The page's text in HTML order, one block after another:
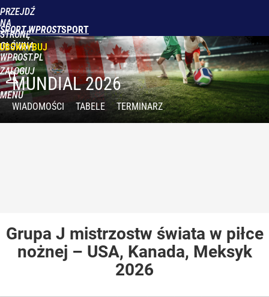
PRZEJDŹ
NA
STRONĘ
GŁÓWNĄ
WPROST.PL
SPORT WPROST
ZALOGUJ
MENU
MUNDIAL 2026
WIADOMOŚCI TABELE TERMINARZ
Grupa J mistrzostw świata w piłce
nożnej – USA, Kanada, Meksyk
2026